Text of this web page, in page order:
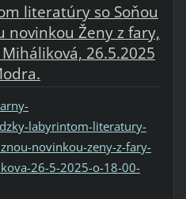
literatúry so Soňou
novinkou Ženy z fary,
26.5.2025
labyrintom-literatury-
novinkou-zeny-z-fary-
26-5-2025-o-18-00-